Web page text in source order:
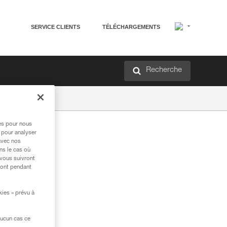
SERVICE CLIENTS TÉLÉCHARGEMENTS
Recherche
pour nous
analyser
nos
le cas où
suivront
pendant
» prévu à
cas ce